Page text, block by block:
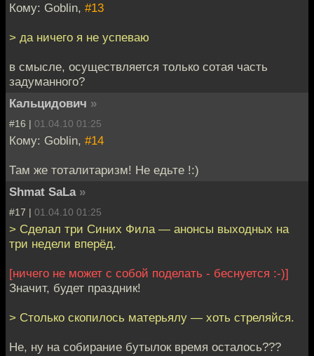
Кому: Goblin, #13
> да ничего я не успеваю
в смысле, осуществляется только сотая часть
задуманного?
Кальцидович »
#16 | 01.04.10 01:25
Кому: Goblin, #14
Там же тоталитаризм! Не едьте !:)
Shmat SaLa »
#17 | 01.04.10 01:25
> Сделал три Синих Фила — анонсы выходных на
три недели вперёд.
[ничего не может с собой поделать - беснуется :-)]
Значит, будет праздник!
> Столько скопилось матерьялу — хоть стреляйся.
Не, ну на собирание бутылок время осталось???